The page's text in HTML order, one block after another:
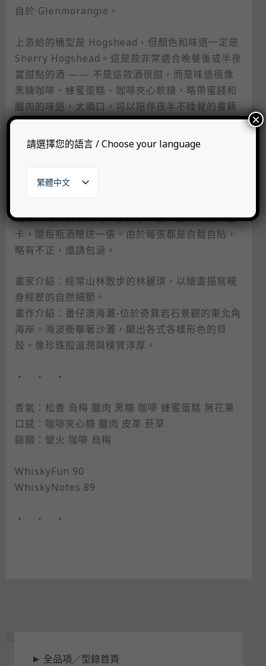
自於 Glenmorangie。
上游給的桶型是 Hogshead，但顏色和味道一定是
Sherry Hogshead。這是款非常適合晚餐後或半夜
當甜點的酒 —— 不是這款酒很甜，而是味道很像
黑糖咖啡、蜂蜜蛋糕、咖啡夾心軟糖，略帶蜜餞和
臘肉的味道，太順口。可以陪伴夜半不睡覺的書籍
旅人。
想酒標時，找了一位畫家朋友 林麗琪 （Lichi
Lin） 合作，自她的畫作中，找了三幅畫，分別適
合接下來三款選桶的調性。繽紛的貝殼海岸，海潮
味搭煙燻臘肉。由於實在太喜歡這三款畫作做成的
酒標，在印製酒標時，多印了一些，自製成酒標畫
卡，隨每瓶酒贈送一張。由於每張都是自裁自貼，
略有不正，還請包涵。
畫家介紹：經常山林散步的林麗琪，以繪畫描寫親
身經歷的自然細節。
畫作介紹：番仔澳海灘-位於奇異岩石景觀的東北角
海岸。海波衝擊著沙灘，顯出各式各樣形色的貝
殼。像珍珠般溫潤與樸質淳厚。
・ ・ ・
香氣：松香 烏梅 臘肉 黑糖 咖啡 蜂蜜蛋糕 無花果
口感：咖啡夾心糖 臘肉 皮革 菸草
餘韻：營火 咖啡 烏梅
WhiskyFun 90
WhiskyNotes 89
・ ・ ・
► 全品項／型錄首頁
請選擇您的語言 / Choose your language
繁體中文
English
한국어
×